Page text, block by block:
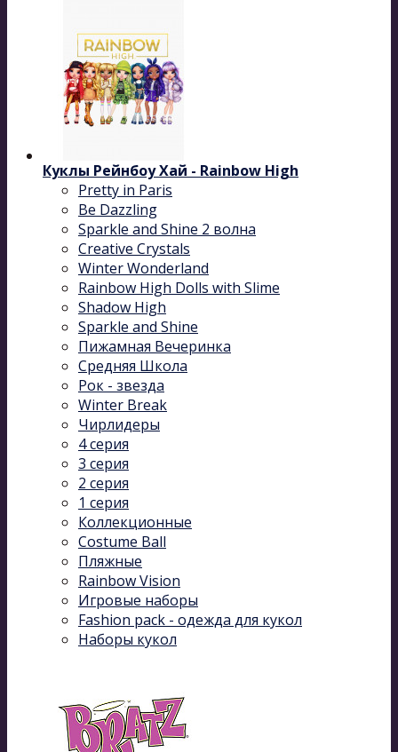
Куклы Рейнбоу Хай - Rainbow High
Pretty in Paris
Be Dazzling
Sparkle and Shine 2 волна
Сreative Сrystals
Winter Wonderland
Rainbow High Dolls with Slime
Shadow High
Sparkle and Shine
Пижамная Вечеринка
Средняя Школа
Рок - звезда
Winter Break
Чирлидеры
4 серия
3 серия
2 серия
1 серия
Коллекционные
Costume Ball
Пляжные
Rainbow Vision
Игровые наборы
Fashion pack - одежда для кукол
Наборы кукол